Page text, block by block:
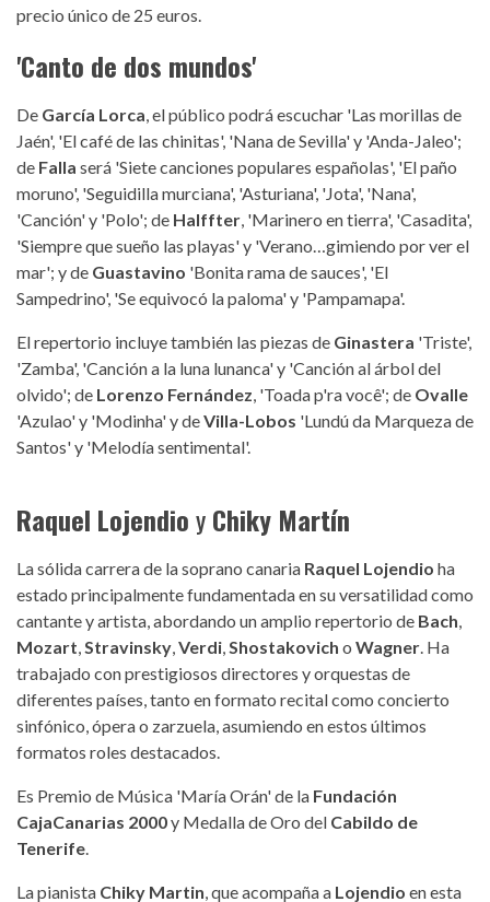
precio único de 25 euros.
'Canto de dos mundos'
De García Lorca, el público podrá escuchar 'Las morillas de
Jaén', 'El café de las chinitas', 'Nana de Sevilla' y 'Anda-Jaleo';
de Falla será 'Siete canciones populares españolas', 'El paño
moruno', 'Seguidilla murciana', 'Asturiana', 'Jota', 'Nana',
'Canción' y 'Polo'; de Halffter, 'Marinero en tierra', 'Casadita',
'Siempre que sueño las playas' y 'Verano…gimiendo por ver el
mar'; y de Guastavino 'Bonita rama de sauces', 'El
Sampedrino', 'Se equivocó la paloma' y 'Pampamapa'.
El repertorio incluye también las piezas de Ginastera 'Triste',
'Zamba', 'Canción a la luna lunanca' y 'Canción al árbol del
olvido'; de Lorenzo Fernández, 'Toada p'ra você'; de Ovalle
'Azulao' y 'Modinha' y deVilla-Lobos 'Lundú da Marqueza de
Santos' y 'Melodía sentimental'.
Raquel LojendioyChiky Martín
La sólida carrera de la soprano canaria Raquel Lojendio ha
estado principalmente fundamentada en su versatilidad como
cantante y artista, abordando un amplio repertorio de Bach,
Mozart,Stravinsky,Verdi,Shostakovich o Wagner. Ha
trabajado con prestigiosos directores y orquestas de
diferentes países, tanto en formato recital como concierto
sinfónico, ópera o zarzuela, asumiendo en estos últimos
formatos roles destacados.
Es Premio de Música 'María Orán' de la Fundación
CajaCanarias 2000y Medalla de Oro del Cabildo de
Tenerife.
La pianista Chiky Martin, que acompaña a Lojendio en esta